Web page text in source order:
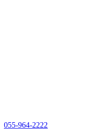
055-964-2222